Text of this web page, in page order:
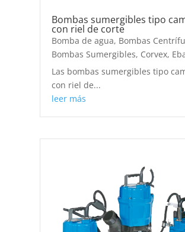
Bombas sumergibles tipo
con riel de corte
Bomba de agua, Bombas
Bombas Sumergibles, Corvex,
Las bombas sumergibles tipo
con riel de...
leer más